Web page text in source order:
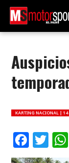
KARTING NACIONAL | 14